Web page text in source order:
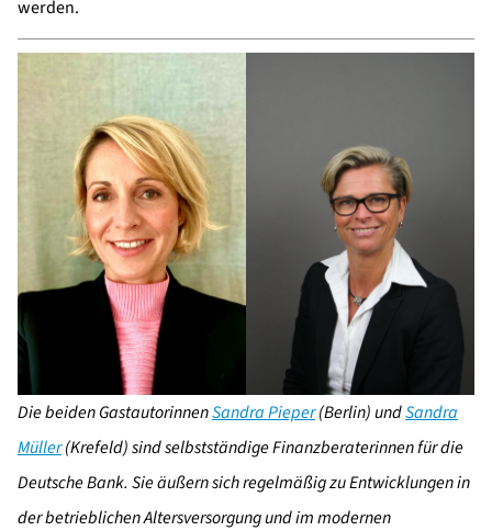
werden.
Die beiden GastautorinnenSandra Pieper(Berlin) undSandra
Müller(Krefeld) sind selbstständige Finanzberaterinnen für die
Deutsche Bank. Sie äußern sich regelmäßig zu Entwicklungen in
der betrieblichen Altersversorgung und im modernen